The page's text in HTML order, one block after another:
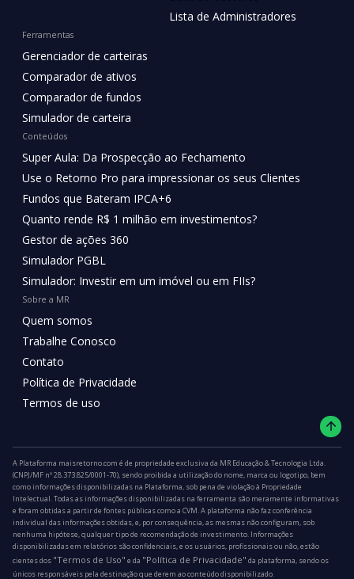
Lista de Administradores
Ferramentas
Gerenciador de carteiras
Comparador de ativos
Comparador de fundos
Simulador de carteira
Conteúdos
Super Aula: Da Prospecção ao Fechamento
Use o Retorno Pro para impressionar os seus Clientes
Fundos que Bateram IPCA+6
Quanto rende R$ 1 milhão em investimentos?
Gestor de ações 360
Simulador PGBL
Simulador: Investir em um imóvel ou em FIIs?
Sobre a MR
Quem somos
Trabalhe Conosco
Contato
Política de Privacidade
Termos de uso
A Plataforma maisretorno.com é de propriedade exclusiva da MR Educação & Tecnologia Ltda.
(CNPJ/MF nº 28.373.825/0001-70), sendo proibida a utilização do nome, marca ou logotipo, bem
como informações disponibilizadas na Plataforma, sob pena de violação à Propriedade
Intelectual. Todas as informações disponibilizadas na ferramenta são meramente informativas
e foram obtidas a partir de fontes públicas como a CVM. A plataforma não faz conferência
individual das informações obtidas, e, por consequência, as mesmas não configuram, sob
nenhuma hipótese, qualquer tipo de recomendação de investimento. Informações
disponibilizadas em relatórios são confidenciais, e os usuários, profissionais ou não, estão
cientes dos "Termos de Uso" e da "Política de Privacidade" da plataforma, sendo os
únicos responsáveis pela destinação que derem ao conteúdo disponibilizado.